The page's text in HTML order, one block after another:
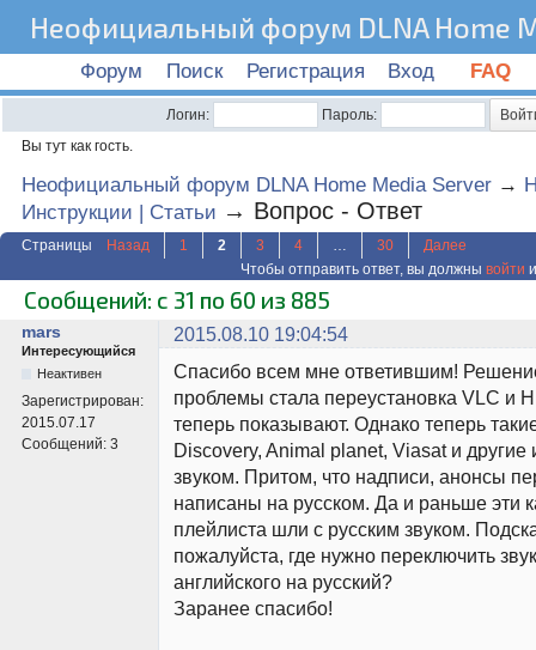
Неофициальный форум DLNA Home
Форум Поиск Регистрация Вход FAQ
Логин:
Пароль:
Вы тут как гость.
Неофициальный форум DLNA Home Media Server →
Инструкции | Статьи → Вопрос - Ответ
Страницы Назад 1 2 3 4 … 30
Далее
Чтобы отправить ответ, вы должны войти
Сообщений: с 31 по 60 из 885
mars 2015.08.10 19:04:54
Интересующийся
Неактивен
Зарегистрирован:
2015.07.17
Сообщений: 3
Спасибо всем мне ответившим!
проблемы стала переустановка VLC и
теперь показывают. Однако теперь
Discovery, Animal planet, Viasat и другие
звуком. Притом, что надписи, анонсы
написаны на русском. Да и раньше эти
плейлиста шли с русским звуком.
пожалуйста, где нужно переключить
английского на русский?
Заранее спасибо!